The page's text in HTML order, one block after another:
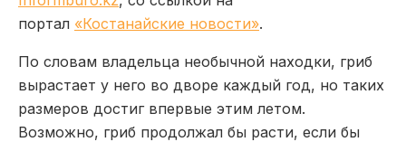
портал «Костанайские новости».
По словам владельца необычной находки, гриб
вырастает у него во дворе каждый год, но таких
размеров достиг впервые этим летом.
Возможно, гриб продолжал бы расти, если бы